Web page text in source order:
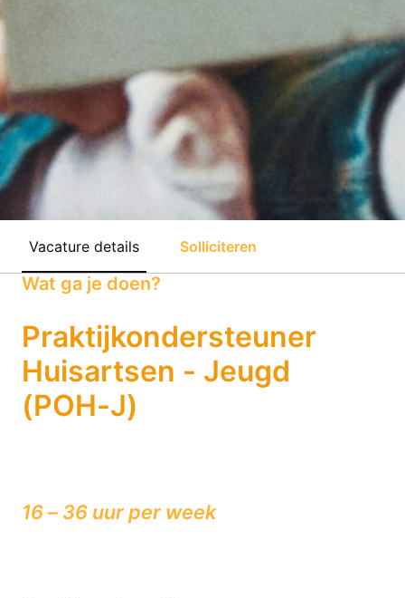
Vacature details Solliciteren
Wat ga je doen?
Praktijkondersteuner
Huisartsen - Jeugd
(POH-J)
16 – 36 uur per week